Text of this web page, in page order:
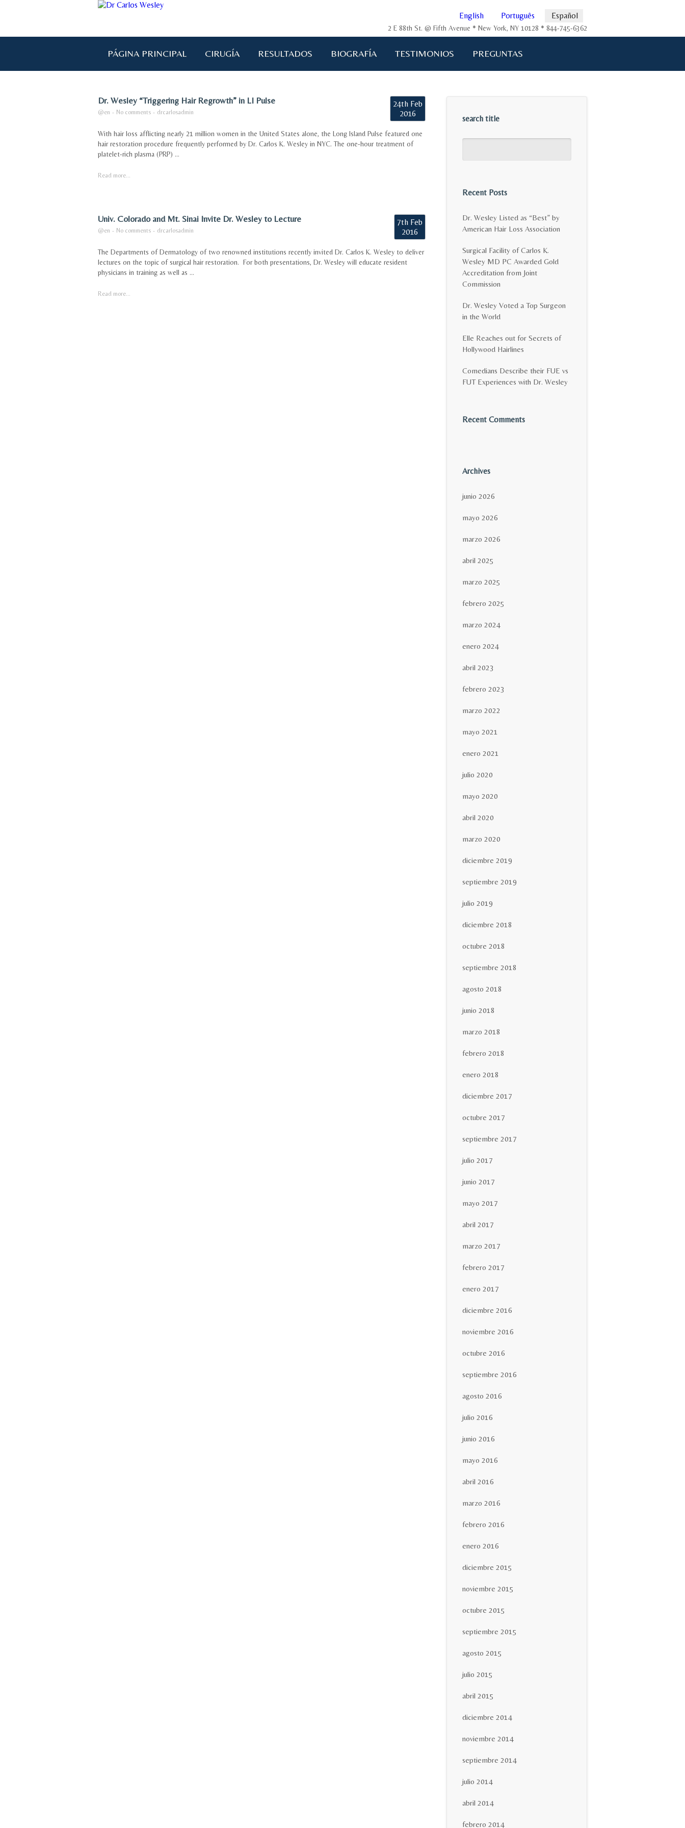
2 E 88th St. @ Fifth Avenue * New York, NY 10128 * 844-745-6362
English Português Español
PÁGINA PRINCIPAL CIRUGÍA RESULTADOS BIOGRAFÍA TESTIMONIOS PREGUNTAS
24th Feb
2016
Dr. Wesley “Triggering Hair Regrowth” in LI Pulse
@en - No comments - drcarlosadmin
With hair loss afflicting nearly 21 million women in the United States alone, the Long Island Pulse featured one
hair restoration procedure frequently performed by Dr. Carlos K. Wesley in NYC. The one-hour treatment of
platelet-rich plasma (PRP) ...
Read more...
7th Feb
2016
Univ. Colorado and Mt. Sinai Invite Dr. Wesley to Lecture
@en - No comments - drcarlosadmin
The Departments of Dermatology of two renowned institutions recently invited Dr. Carlos K. Wesley to deliver
lectures on the topic of surgical hair restoration. For both presentations, Dr. Wesley will educate resident
physicians in training as well as ...
Read more...
search title
Recent Posts
Dr. Wesley Listed as “Best” by
American Hair Loss Association
Surgical Facility of Carlos K.
Wesley MD PC Awarded Gold
Accreditation from Joint
Commission
Dr. Wesley Voted a Top Surgeon
in the World
Elle Reaches out for Secrets of
Hollywood Hairlines
Comedians Describe their FUE vs
FUT Experiences with Dr. Wesley
Recent Comments
Archives
junio 2026
mayo 2026
marzo 2026
abril 2025
marzo 2025
febrero 2025
marzo 2024
enero 2024
abril 2023
febrero 2023
marzo 2022
mayo 2021
enero 2021
julio 2020
mayo 2020
abril 2020
marzo 2020
diciembre 2019
septiembre 2019
julio 2019
diciembre 2018
octubre 2018
septiembre 2018
agosto 2018
junio 2018
marzo 2018
febrero 2018
enero 2018
diciembre 2017
octubre 2017
septiembre 2017
julio 2017
junio 2017
mayo 2017
abril 2017
marzo 2017
febrero 2017
enero 2017
diciembre 2016
noviembre 2016
octubre 2016
septiembre 2016
agosto 2016
julio 2016
junio 2016
mayo 2016
abril 2016
marzo 2016
febrero 2016
enero 2016
diciembre 2015
noviembre 2015
octubre 2015
septiembre 2015
agosto 2015
julio 2015
abril 2015
diciembre 2014
noviembre 2014
septiembre 2014
julio 2014
abril 2014
febrero 2014